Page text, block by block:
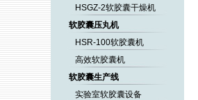
HSGZ-2软胶囊干燥机
软胶囊压丸机
HSR-100软胶囊机
高效软胶囊机
软胶囊生产线
实验室软胶囊设备